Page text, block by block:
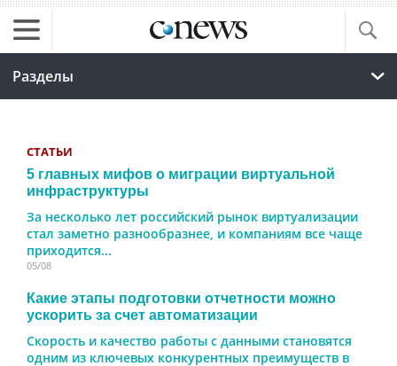
Разделы
СТАТЬИ
5 главных мифов о миграции виртуальной
инфраструктуры
За несколько лет российский рынок виртуализации
стал заметно разнообразнее, и компаниям все чаще
приходится...
05/08
Какие этапы подготовки отчетности можно
ускорить за счет автоматизации
Скорость и качество работы с данными становятся
одним из ключевых конкурентных преимуществ в